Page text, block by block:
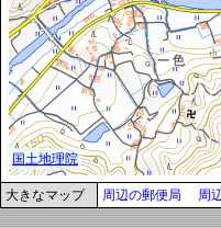
大きなマップ 周辺の郵便局 周